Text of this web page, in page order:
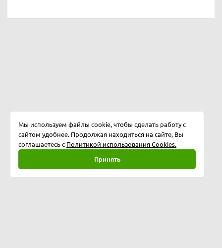
Мы используем файлы cookie, чтобы сделать работу с
сайтом удобнее. Продолжая находиться на сайте, Вы
соглашаетесь с Политикой использования Cookies.
Принять